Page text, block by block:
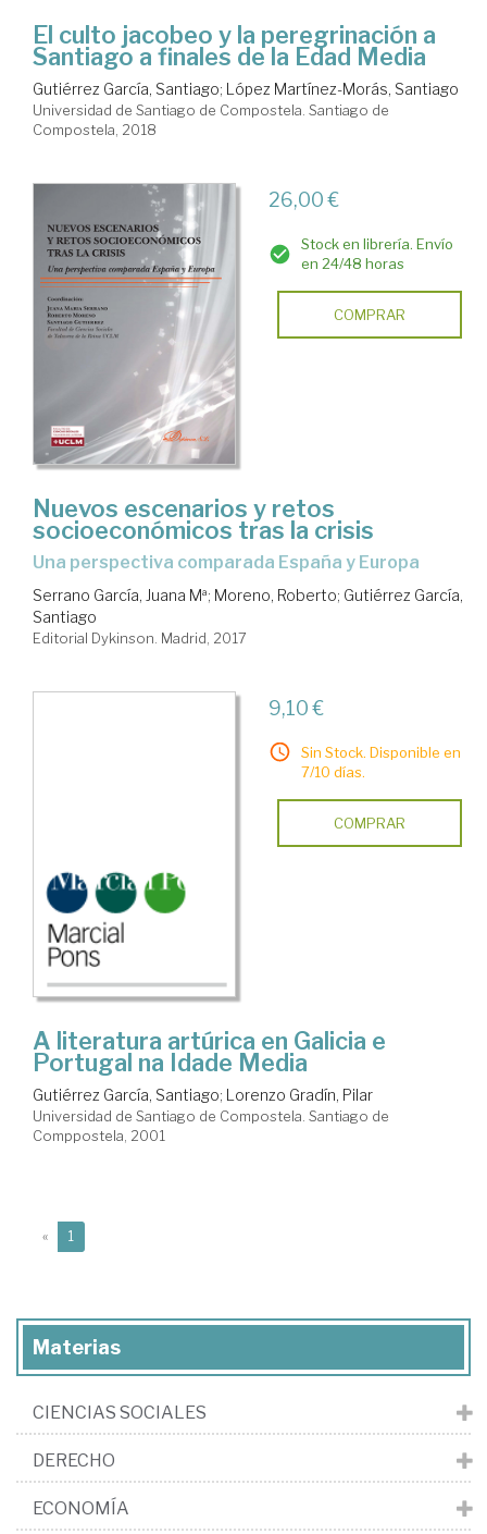
El culto jacobeo y la peregrinación a
Santiago a finales de la Edad Media
Gutiérrez García, Santiago; López Martínez-Morás, Santiago
Universidad de Santiago de Compostela. Santiago de
Compostela, 2018
26,00 €
Stock en librería. Envío
en 24/48 horas
COMPRAR
Nuevos escenarios y retos
socioeconómicos tras la crisis
una perspectiva comparada España y Europa
Serrano García, Juana Mª; Moreno, Roberto; Gutiérrez García,
Santiago
Editorial Dykinson. Madrid, 2017
9,10 €
Sin Stock. Disponible en
7/10 días.
COMPRAR
A literatura artúrica en Galicia e
Portugal na Idade Media
Gutiérrez García, Santiago; Lorenzo Gradín, Pilar
Universidad de Santiago de Compostela. Santiago de
Comppostela, 2001
« 1
Materias
CIENCIAS SOCIALES
DERECHO
ECONOMÍA